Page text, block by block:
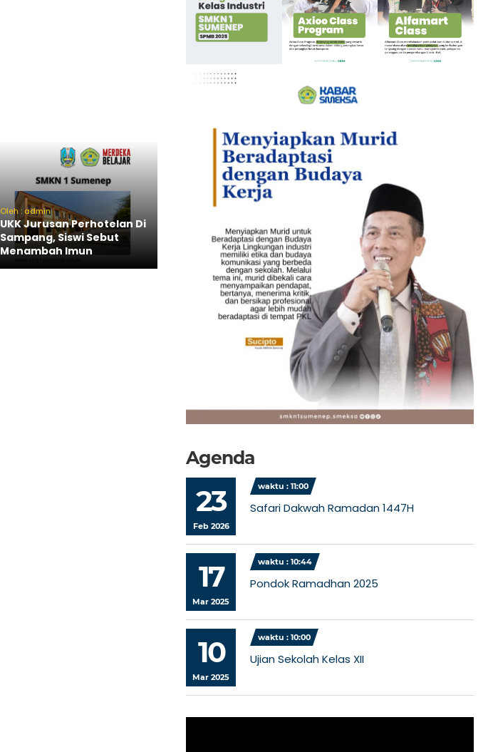
Oleh : admin
UKK Jurusan Perhotelan Di
Sampang, Siswi Sebut
Menambah Imun
Agenda
23
Feb 2026
waktu : 11:00
Safari Dakwah Ramadan 1447H
17
Mar 2025
waktu : 10:44
Pondok Ramadhan 2025
10
Mar 2025
waktu : 10:00
Ujian Sekolah Kelas XII